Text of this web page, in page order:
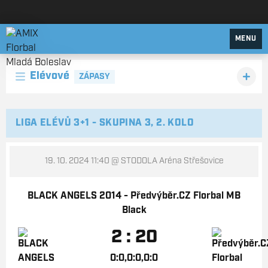
AMIX Florbal Mladá Boleslav
MENU
Elévové ZÁPASY
LIGA ELÉVŮ 3+1 - SKUPINA 3, 2. KOLO
19. 10. 2024 11:40 @ STODOLA Aréna Střešovice
BLACK ANGELS 2014 - Předvýběr.CZ Florbal MB
Black
2 : 20
0:0,0:0,0:0